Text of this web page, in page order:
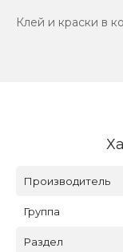
Клей и краски в
Производитель
Группа
Раздел